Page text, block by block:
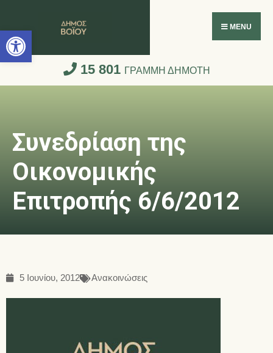
Ανοίξτε τη γραμμή εργαλείων
MENU
15 801 ΓΡΑΜΜΗ ΔΗΜΟΤΗ
Συνεδρίαση της
Οικονομικής
Επιτροπής 6/6/2012
5 Ιουνίου, 2012 Ανακοινώσεις